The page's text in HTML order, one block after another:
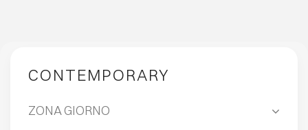
CONTEMPORARY
ZONA GIORNO